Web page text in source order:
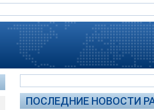
ПОСЛЕДНИЕ НОВОСТИ